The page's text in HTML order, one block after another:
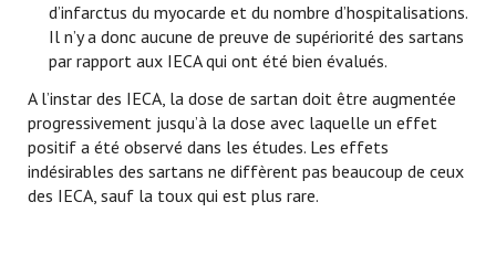
d’infarctus du myocarde et du nombre d’hospitalisations.
Il n’y a donc aucune de preuve de supériorité des sartans
par rapport aux IECA qui ont été bien évalués.
A l’instar des IECA, la dose de sartan doit être augmentée
progressivement jusqu’à la dose avec laquelle un effet
positif a été observé dans les études. Les effets
indésirables des sartans ne diffèrent pas beaucoup de ceux
des IECA, sauf la toux qui est plus rare.